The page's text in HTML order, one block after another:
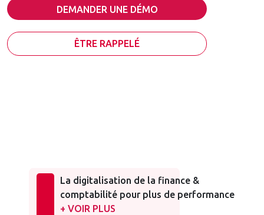
DEMANDER UNE DÉMO
ÊTRE RAPPELÉ
La digitalisation de la finance &
comptabilité pour plus de performance
+ VOIR PLUS